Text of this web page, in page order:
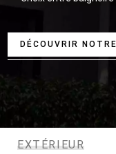
DÉCOUVRIR
EXTÉRIEUR